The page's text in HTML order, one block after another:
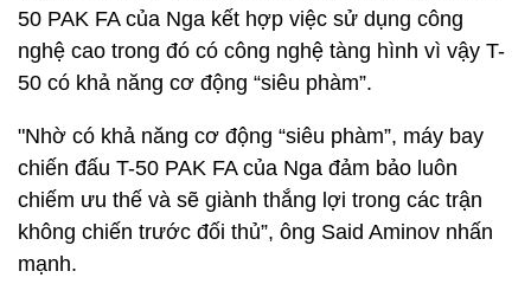
50 PAK FA của Nga kết hợp việc sử dụng công
nghệ cao trong đó có công nghệ tàng hình vì vậy T-
50 có khả năng cơ động “siêu phàm”.
"Nhờ có khả năng cơ động “siêu phàm”, máy bay
chiến đấu T-50 PAK FA của Nga đảm bảo luôn
chiếm ưu thế và sẽ giành thắng lợi trong các trận
không chiến trước đối thủ”, ông Said Aminov nhấn
mạnh.